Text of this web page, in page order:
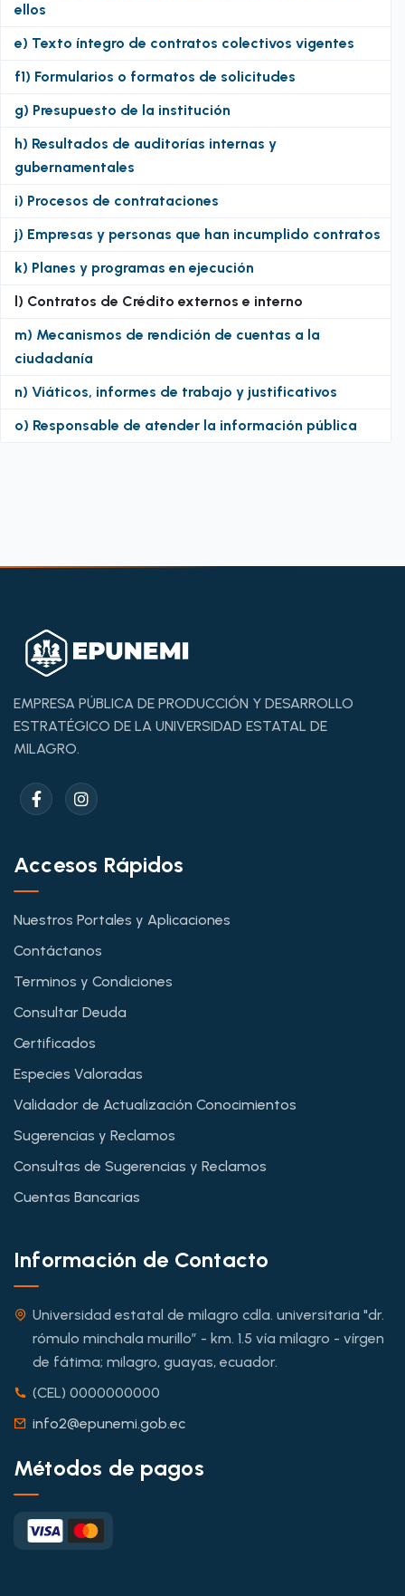
ellos
e) Texto íntegro de contratos colectivos vigentes
f1) Formularios o formatos de solicitudes
g) Presupuesto de la institución
h) Resultados de auditorías internas y
gubernamentales
i) Procesos de contrataciones
j) Empresas y personas que han incumplido contratos
k) Planes y programas en ejecución
l) Contratos de Crédito externos e interno
m) Mecanismos de rendición de cuentas a la
ciudadanía
n) Viáticos, informes de trabajo y justificativos
o) Responsable de atender la información pública
EMPRESA PÚBLICA DE PRODUCCIÓN Y DESARROLLO
ESTRATÉGICO DE LA UNIVERSIDAD ESTATAL DE
MILAGRO.
Accesos Rápidos
Nuestros Portales y Aplicaciones
Contáctanos
Terminos y Condiciones
Consultar Deuda
Certificados
Especies Valoradas
Validador de Actualización Conocimientos
Sugerencias y Reclamos
Consultas de Sugerencias y Reclamos
Cuentas Bancarias
Información de Contacto
Universidad estatal de milagro cdla. universitaria "dr.
rómulo minchala murillo” - km. 1.5 vía milagro - vírgen
de fátima; milagro, guayas, ecuador.
(CEL) 0000000000
info2@epunemi.gob.ec
Métodos de pagos